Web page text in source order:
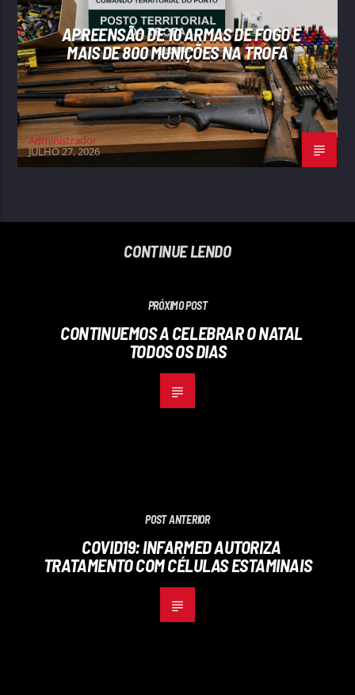
APREENSÃO DE 10 ARMAS DE FOGO E
MAIS DE 800 MUNIÇÕES NA TROFA
Administrador
JULHO 27, 2026
CONTINUE LENDO
PRÓXIMO POST
CONTINUEMOS A CELEBRAR O NATAL
TODOS OS DIAS
POST ANTERIOR
COVID19: INFARMED AUTORIZA
TRATAMENTO COM CÉLULAS ESTAMINAIS